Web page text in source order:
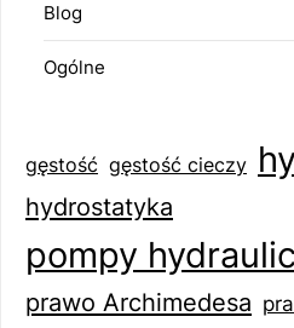
Blog
Ogólne
gęstość gęstość cieczy
hydrostatyka
pompy
prawo Archimedesa